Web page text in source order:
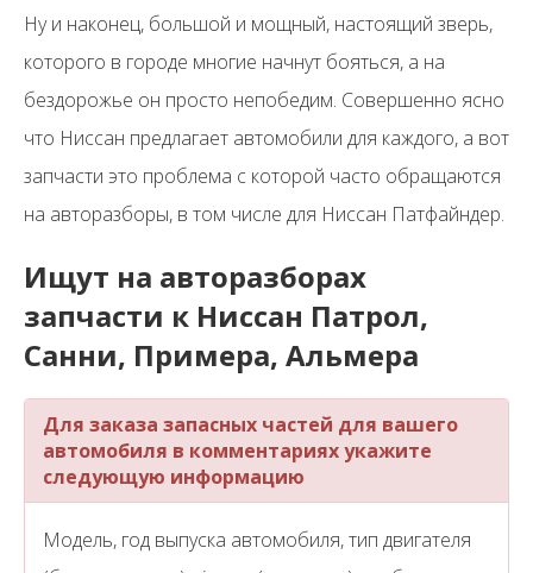
Ну и наконец, большой и мощный, настоящий зверь,
которого в городе многие начнут бояться, а на
бездорожье он просто непобедим. Совершенно ясно
что Ниссан предлагает автомобили для каждого, а вот
запчасти это проблема с которой часто обращаются
на авторазборы, в том числе для Ниссан Патфайндер.
Ищут на авторазборах
запчасти к Ниссан Патрол,
Санни, Примера, Альмера
Для заказа запасных частей для вашего
автомобиля в комментариях укажите
следующую информацию
Модель, год выпуска автомобиля, тип двигателя